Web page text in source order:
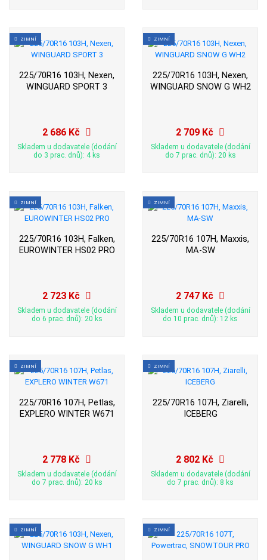
ZIMNÍ
225/70R16 103H, Nexen,
WINGUARD SPORT 3
2 686 Kč
Skladem u dodavatele (dodání
do 3 prac. dnů): 4 ks
ZIMNÍ
225/70R16 103H, Nexen,
WINGUARD SNOW G WH2
2 709 Kč
Skladem u dodavatele (dodání
do 7 prac. dnů): 20 ks
ZIMNÍ
225/70R16 103H, Falken,
EUROWINTER HS02 PRO
2 723 Kč
Skladem u dodavatele (dodání
do 6 prac. dnů): 20 ks
ZIMNÍ
225/70R16 107H, Maxxis,
MA-SW
2 747 Kč
Skladem u dodavatele (dodání
do 10 prac. dnů): 12 ks
ZIMNÍ
225/70R16 107H, Petlas,
EXPLERO WINTER W671
2 778 Kč
Skladem u dodavatele (dodání
do 7 prac. dnů): 20 ks
ZIMNÍ
225/70R16 107H, Ziarelli,
ICEBERG
2 802 Kč
Skladem u dodavatele (dodání
do 7 prac. dnů): 8 ks
ZIMNÍ ZIMNÍ